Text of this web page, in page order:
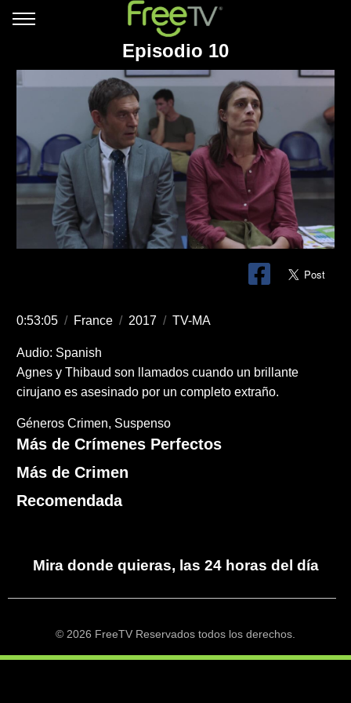
Episodio 10
0:53:05 / France / 2017 / TV-MA
Audio: Spanish
Agnes y Thibaud son llamados cuando un brillante
cirujano es asesinado por un completo extraño.
Géneros Crimen Suspenso
Más de Crímenes Perfectos
Más de Crimen
Recomendada
Mira donde quieras, las 24 horas del día
© 2026 FreeTV Reservados todos los derechos.